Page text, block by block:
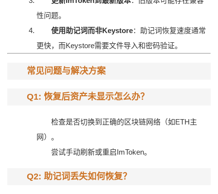
性问题。
使用助记词而非Keystore：助记词恢复速度通常
更快，而Keystore需要文件导入和密码验证。
常见问题与解决方案
Q1: 恢复后资产未显示怎么办？
检查是否切换到正确的区块链网络（如ETH主
网）。
尝试手动刷新或重启ImToken。
Q2: 助记词丢失如何恢复？